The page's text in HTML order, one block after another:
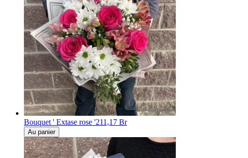
Bouquet ' Extase rose '211,17 Br
Au panier